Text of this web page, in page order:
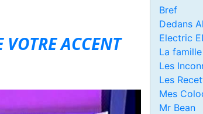
ACCENT
Bref
Dedans
Electric
La
Les
Les
Mes
Mr Bean